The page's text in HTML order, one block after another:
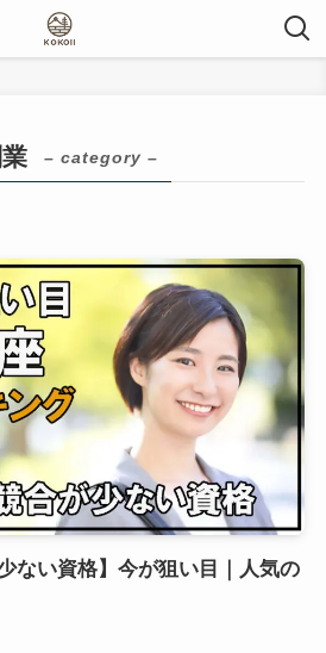
– category –
ない資格】今が狙い目｜人気の